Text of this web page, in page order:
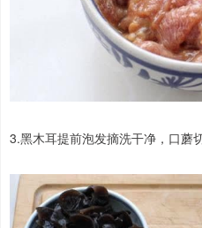
3.黑木耳提前泡发摘洗干净，口蘑